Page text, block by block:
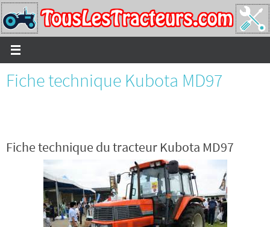
Passer
vers
le
contenu
Fiche technique Kubota MD97
Fiche technique du tracteur Kubota MD97